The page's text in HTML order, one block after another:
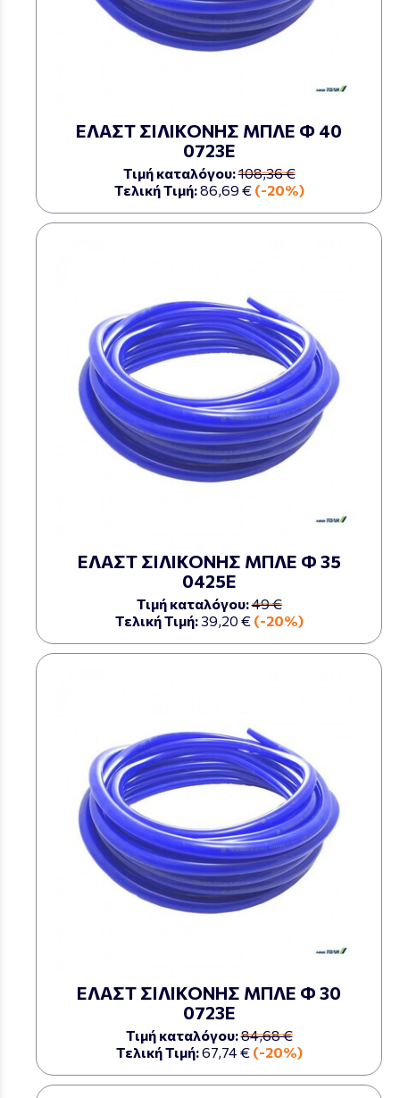
ΕΛΑΣΤ ΣΙΛΙΚΟΝΗΣ ΜΠΛΕ Φ 40
0723Ε
Τιμή καταλόγου:108,36 €
Τελική Τιμή:86,69 € (-20%)
ΕΛΑΣΤ ΣΙΛΙΚΟΝΗΣ ΜΠΛΕ Φ 35
0425Ε
Τιμή καταλόγου:49 €
Τελική Τιμή:39,20 € (-20%)
ΕΛΑΣΤ ΣΙΛΙΚΟΝΗΣ ΜΠΛΕ Φ 30
0723Ε
Τιμή καταλόγου:84,68 €
Τελική Τιμή:67,74 € (-20%)